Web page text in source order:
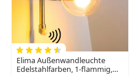
Elima Außenwandleuchte
Edelstahlfarben, 1-flammig,